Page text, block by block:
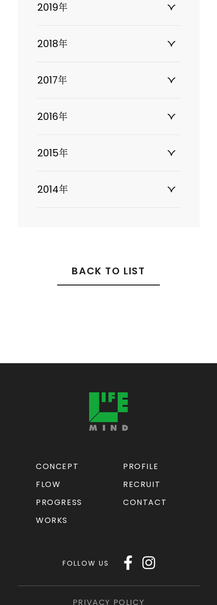
2019年
2018年
2017年
2016年
2015年
2014年
BACK TO LIST
CONCEPT
PROFILE
FLOW
RECRUIT
PROGRESS
CONTACT
WORKS
FOLLOW US
PRIVACY POLICY